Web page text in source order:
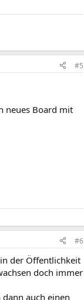
#5
neues Board mit
#6
der Öffentlichkeit
doch immer
auch einen